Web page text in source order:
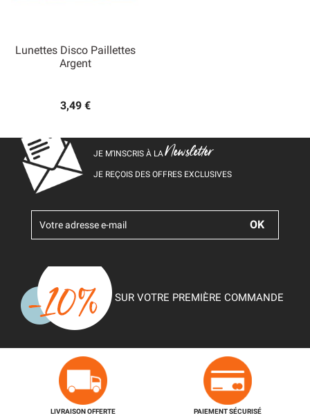
Lunettes Disco Paillettes
Argent
3,49 €
JE M’INSCRIS À LANewsletter
JE REÇOIS DES OFFRES EXCLUSIVES
SUR VOTRE PREMIÈRE COMMANDE
LIVRAISON OFFERTE
PAIEMENT SÉCURISÉ